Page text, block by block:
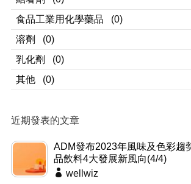
食品工業用化學藥品
(0)
溶劑
(0)
乳化劑
(0)
其他
(0)
近期發表的文章
ADM發布2023年風味及色彩趨
品飲料4大發展新風向(4/4)
wellwiz